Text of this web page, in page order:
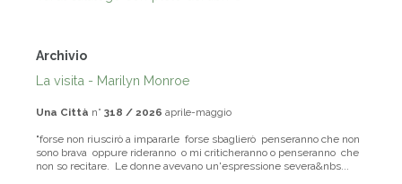
Vai al catalogo completo dei libri
La visita - Marilyn Monroe
"forse non riuscirò a impararle forse sbaglierò penseranno che non
sono brava oppure rideranno o mi criticheranno o penseranno che